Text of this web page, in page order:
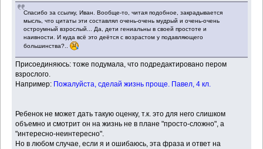
Спасибо за ссылку, Иван. Вообще-то, читая подобное, закрадывается
мысль, что цитаты эти составлял очень-очень мудрый и очень-очень
остроумный взрослый... Да, дети гениальны в своей простоте и
наивности. И куда всё это деётся с возрастом у подавляющего
большинства?..
Присоединяюсь: тоже подумала, что подредактировано пером
взрослого.
Например: Пожалуйста, сделай жизнь проще. Павел, 4 кл.
Ребенок не может дать такую оценку, т.к. это для него слишком
объемно и смотрит он на жизнь не в плане "просто-сложно", а
"интересно-неинтересно".
Но в любом случае, если я и ошибаюсь, эта фраза и ответ на